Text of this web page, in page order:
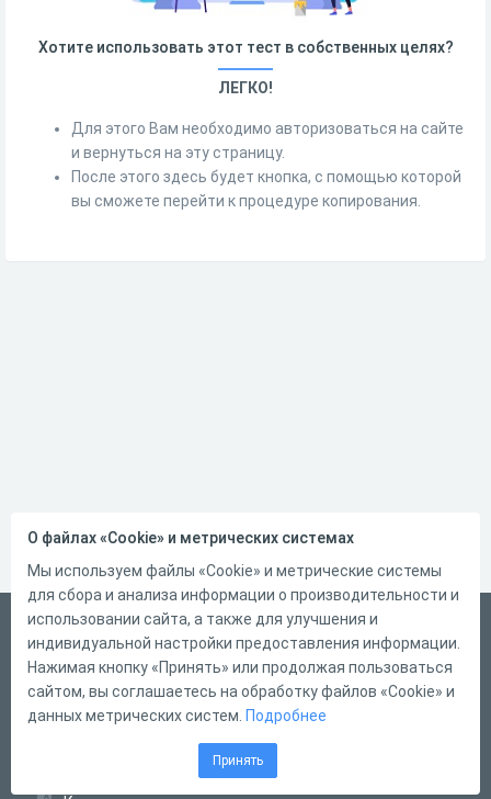
Хотите использовать этот тест в собственных целях?
ЛЕГКО!
Для этого Вам необходимо авторизоваться на сайте
и вернуться на эту страницу.
После этого здесь будет кнопка, с помощью которой
вы сможете перейти к процедуре копирования.
Русский
Справка
Форма обратной связи
О файлах «Cookie» и метрических системах
Мы используем файлы «Cookie» и метрические системы
для сбора и анализа информации о производительности и
использовании сайта, а также для улучшения и
индивидуальной настройки предоставления информации.
Нажимая кнопку «Принять» или продолжая пользоваться
сайтом, вы соглашаетесь на обработку файлов «Cookie» и
данных метрических систем. Подробнее
Принять